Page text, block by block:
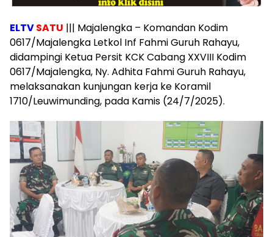
ELTVSATU ||| Majalengka – Komandan Kodim
0617/Majalengka Letkol Inf Fahmi Guruh Rahayu,
didampingi Ketua Persit KCK Cabang XXVIII Kodim
0617/Majalengka, Ny. Adhita Fahmi Guruh Rahayu,
melaksanakan kunjungan kerja ke Koramil
1710/Leuwimunding, pada Kamis (24/7/2025).